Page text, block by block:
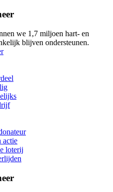
we 1,7 miljoen hart- en
blijven ondersteunen.
actie
loterij